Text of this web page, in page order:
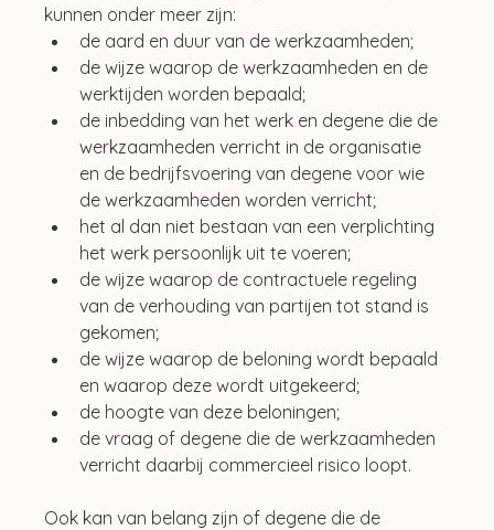
kunnen onder meer zijn:
de aard en duur van de werkzaamheden;
de wijze waarop de werkzaamheden en de
werktijden worden bepaald;
de inbedding van het werk en degene die de
werkzaamheden verricht in de organisatie
en de bedrijfsvoering van degene voor wie
de werkzaamheden worden verricht;
het al dan niet bestaan van een verplichting
het werk persoonlijk uit te voeren;
de wijze waarop de contractuele regeling
van de verhouding van partijen tot stand is
gekomen;
de wijze waarop de beloning wordt bepaald
en waarop deze wordt uitgekeerd;
de hoogte van deze beloningen;
de vraag of degene die de werkzaamheden
verricht daarbij commercieel risico loopt.
Ook kan van belang zijn of degene die de